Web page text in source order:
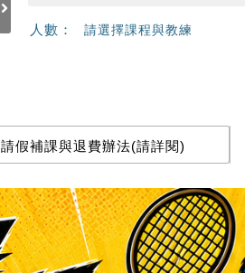
人數： 請選擇課程與教練
請假補課與退費辦法(請詳閱)